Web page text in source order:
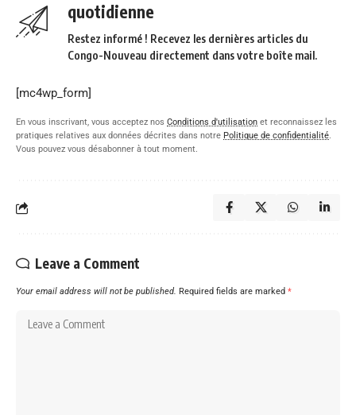
quotidienne
Restez informé ! Recevez les dernières articles du
Congo-Nouveau directement dans votre boîte mail.
[mc4wp_form]
En vous inscrivant, vous acceptez nos Conditions d'utilisation et reconnaissez les
pratiques relatives aux données décrites dans notre Politique de confidentialité.
Vous pouvez vous désabonner à tout moment.
Leave a Comment
Your email address will not be published. Required fields are marked *